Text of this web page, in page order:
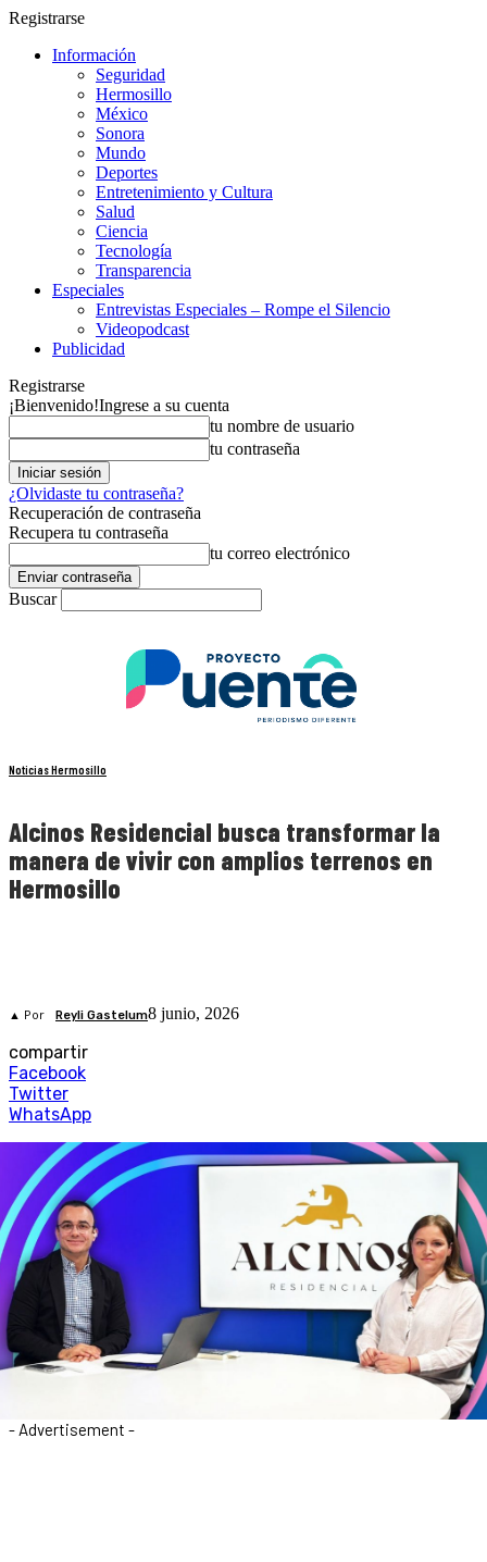
Registrarse
Información
Seguridad
Hermosillo
México
Sonora
Mundo
Deportes
Entretenimiento y Cultura
Salud
Ciencia
Tecnología
Transparencia
Especiales
Entrevistas Especiales – Rompe el Silencio
Videopodcast
Publicidad
Registrarse
¡Bienvenido!Ingrese a su cuenta
tu nombre de usuario
tu contraseña
¿Olvidaste tu contraseña?
Recuperación de contraseña
Recupera tu contraseña
tu correo electrónico
Buscar
Noticias Hermosillo
Alcinos Residencial busca transformar la
manera de vivir con amplios terrenos en
Hermosillo
▲ Por Reyli Gastelum8 junio, 2026
compartir
Facebook
Twitter
WhatsApp
- Advertisement -